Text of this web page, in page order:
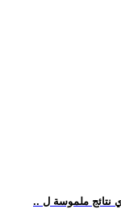
نتائج ملموسة ل